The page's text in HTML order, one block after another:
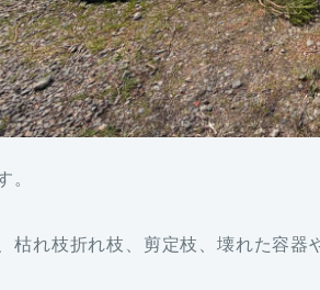
。
枯れ枝折れ枝、剪定枝、壊れた容器